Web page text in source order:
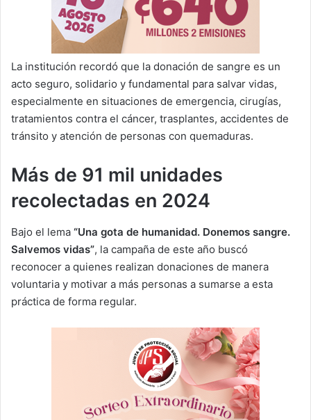
La institución recordó que la donación de sangre es un
acto seguro, solidario y fundamental para salvar vidas,
especialmente en situaciones de emergencia, cirugías,
tratamientos contra el cáncer, trasplantes, accidentes de
tránsito y atención de personas con quemaduras.
Más de 91 mil unidades
recolectadas en 2024
Bajo el lema “Una gota de humanidad. Donemos sangre.
Salvemos vidas”, la campaña de este año buscó
reconocer a quienes realizan donaciones de manera
voluntaria y motivar a más personas a sumarse a esta
práctica de forma regular.